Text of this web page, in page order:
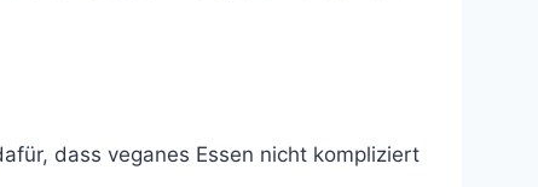
dass veganes Essen nicht kompliziert